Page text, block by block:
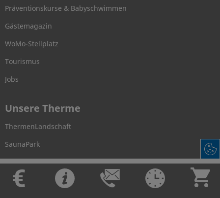
Präventionskurse & Babyschwimmen
Gästemagazin
WoMo-Stellplatz
Tourismus
Jobs
Unsere Therme
ThermenLandschaft
SaunaPark
Wellness & Physio
FitnessArena